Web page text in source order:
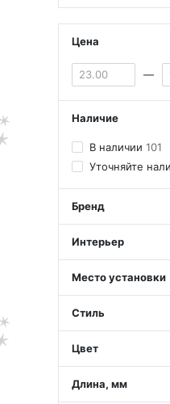
Цена
—
Наличие
В наличии 101
Уточняйте
Бренд
Интерьер
Место установки
Стиль
Цвет
Длина, мм